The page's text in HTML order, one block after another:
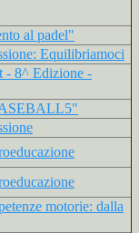
al padel"
Equilibriamoci
- 8^ Edizione -
motorie: dalla